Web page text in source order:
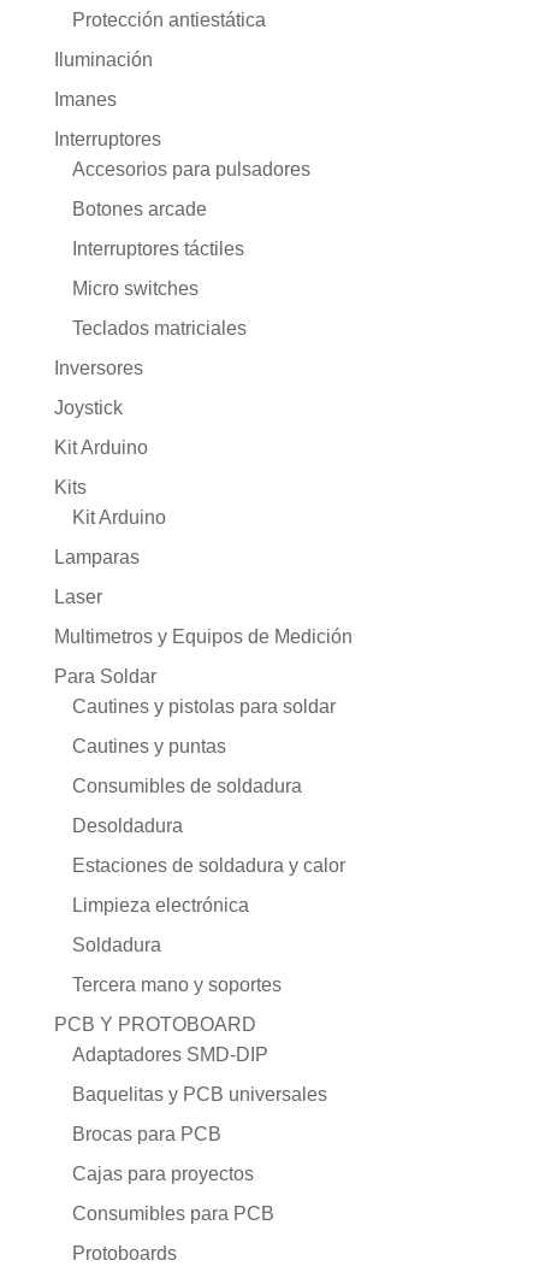
Protección antiestática
Iluminación
Imanes
Interruptores
Accesorios para pulsadores
Botones arcade
Interruptores táctiles
Micro switches
Teclados matriciales
Inversores
Joystick
Kit Arduino
Kits
Kit Arduino
Lamparas
Laser
Multimetros y Equipos de Medición
Para Soldar
Cautines y pistolas para soldar
Cautines y puntas
Consumibles de soldadura
Desoldadura
Estaciones de soldadura y calor
Limpieza electrónica
Soldadura
Tercera mano y soportes
PCB Y PROTOBOARD
Adaptadores SMD-DIP
Baquelitas y PCB universales
Brocas para PCB
Cajas para proyectos
Consumibles para PCB
Protoboards